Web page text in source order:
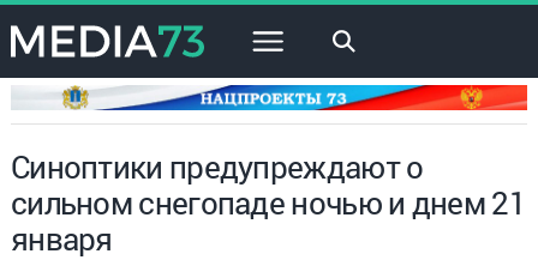
×
Синоптики предупреждают о
сильном снегопаде ночью и днем 21
января